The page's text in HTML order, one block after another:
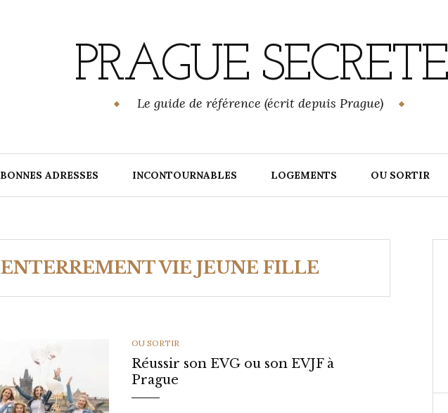
PRAGUE SECRETE
Le guide de référence (écrit depuis Prague)
BONNES ADRESSES INCONTOURNABLES LOGEMENTS OU SORTIR
ENTERREMENT VIE JEUNE FILLE
CATEGORIES
OU SORTIR
Réussir son EVG ou son EVJF à
Prague